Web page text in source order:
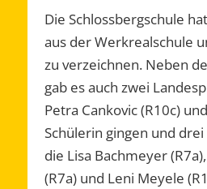
Die Schlossbergschule
aus der Werkrealschule
zu verzeichnen. Neben
gab es auch zwei
Petra Cankovic (R10c)
Schülerin gingen und
die Lisa Bachmeyer
(R7a) und Leni Meyele